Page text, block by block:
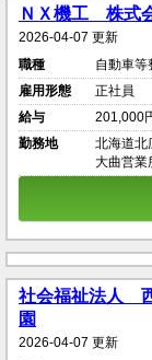
ＮＸ機工 株式
2026-04-07 更新
職種
自動車等
雇用形態
正社員
給与
201,000
勤務地
北海道北
大曲営業
社会福祉法人
園
2026-04-07 更新